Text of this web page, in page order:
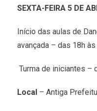
SEXTA-FEIRA 5 DE
Início das aulas de
avançada – das 18h às
Turma de iniciantes –
Local – Antiga